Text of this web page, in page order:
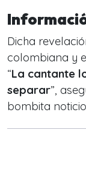
Dicha
colombiana y
“La cantante
separar”,
bombita